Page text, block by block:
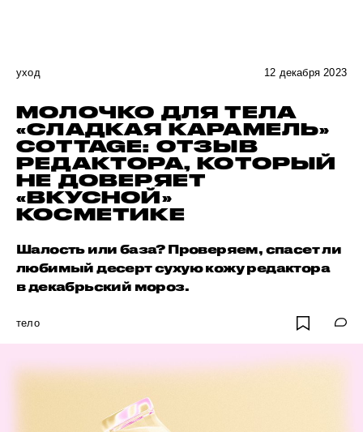
уход 12 декабря 2023
МОЛОЧКО ДЛЯ ТЕЛА
«СЛАДКАЯ КАРАМЕЛЬ»
COTTAGE: ОТЗЫВ
РЕДАКТОРА, КОТОРЫЙ
НЕ ДОВЕРЯЕТ
«ВКУСНОЙ»
КОСМЕТИКЕ
Шалость или база? Проверяем, спасет ли
любимый десерт сухую кожу редактора
в декабрьский мороз.
тело